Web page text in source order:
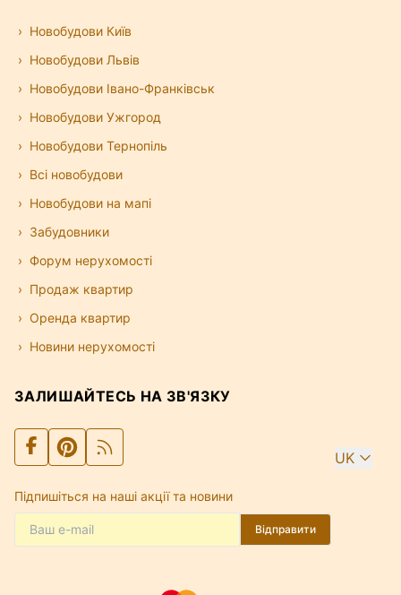
Новобудови Київ
Новобудови Львів
Новобудови Івано-Франківськ
Новобудови Ужгород
Новобудови Тернопіль
Всі новобудови
Новобудови на мапі
Забудовники
Форум нерухомості
Продаж квартир
Оренда квартир
Новини нерухомості
ЗАЛИШАЙТЕСЬ НА ЗВ'ЯЗКУ
UK
Підпишіться на наші акції та новини
Відправити